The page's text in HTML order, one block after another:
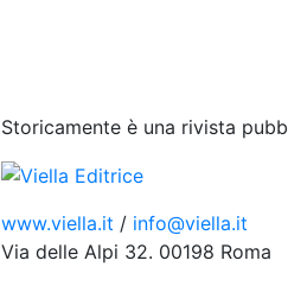
Storicamente è una rivista
www.viella.it / info@viella.it
Via delle Alpi 32. 00198 Roma